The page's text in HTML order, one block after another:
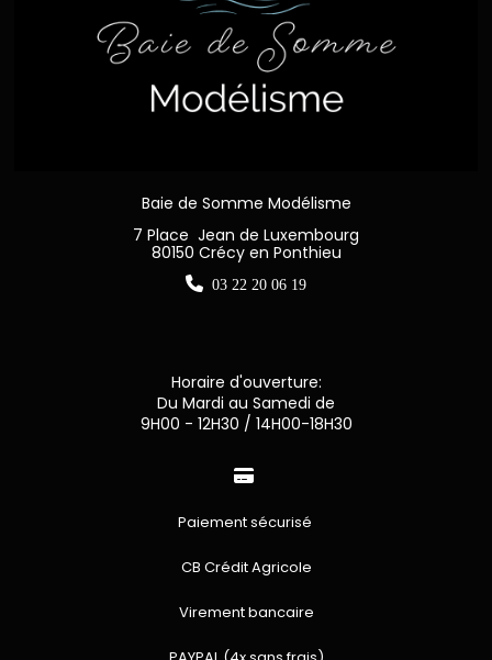
Baie de Somme Modélisme
7 Place Jean de Luxembourg
80150 Crécy en Ponthieu
 03 22 20 06 19
Horaire d'ouverture:
Du Mardi au Samedi de
9H00 - 12H30 / 14H00-18H30

Paiement sécurisé
CB Crédit Agricole
Virement bancaire